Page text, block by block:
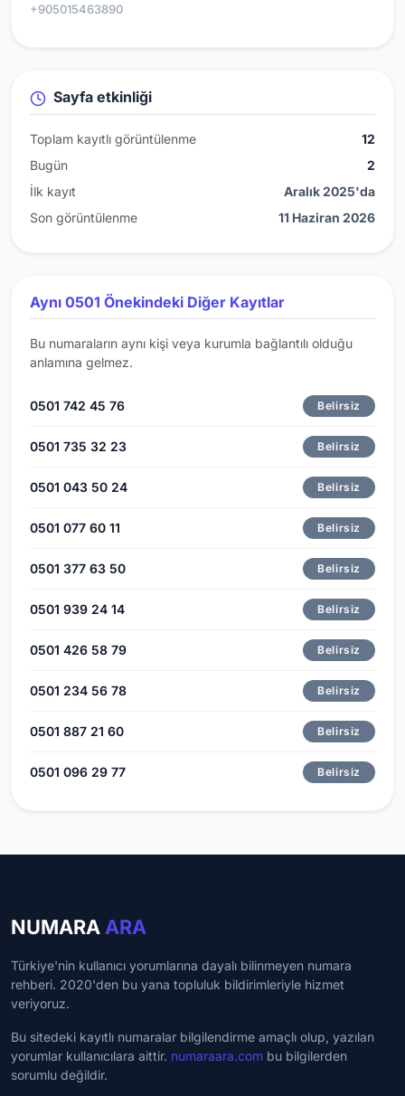
+905015463890
Sayfa etkinliği
Toplam kayıtlı görüntülenme
12
Bugün
2
İlk kayıt
Aralık 2025'da
Son görüntülenme
11 Haziran 2026
Aynı 0501 Önekindeki Diğer Kayıtlar
Bu numaraların aynı kişi veya kurumla bağlantılı olduğu
anlamına gelmez.
0501 742 45 76 Belirsiz
0501 735 32 23 Belirsiz
0501 043 50 24 Belirsiz
0501 077 60 11 Belirsiz
0501 377 63 50 Belirsiz
0501 939 24 14 Belirsiz
0501 426 58 79 Belirsiz
0501 234 56 78 Belirsiz
0501 887 21 60 Belirsiz
0501 096 29 77 Belirsiz
NUMARA ARA
Türkiye'nin kullanıcı yorumlarına dayalı bilinmeyen numara
rehberi. 2020'den bu yana topluluk bildirimleriyle hizmet
veriyoruz.
Bu sitedeki kayıtlı numaralar bilgilendirme amaçlı olup, yazılan
yorumlar kullanıcılara aittir. numaraara.com bu bilgilerden
sorumlu değildir.